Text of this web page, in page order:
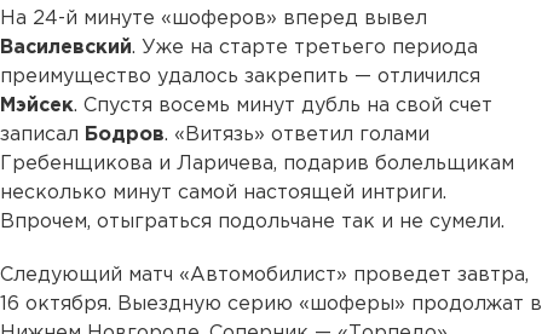
На 24-й минуте «шоферов» вперед вывел
Василевский. Уже на старте третьего периода
преимущество удалось закрепить — отличился
Мэйсек. Спустя восемь минут дубль на свой счет
записал Бодров. «Витязь» ответил голами
Гребенщикова и Ларичева, подарив болельщикам
несколько минут самой настоящей интриги.
Впрочем, отыграться подольчане так и не сумели.
Следующий матч «Автомобилист» проведет завтра,
16 октября. Выездную серию «шоферы» продолжат в